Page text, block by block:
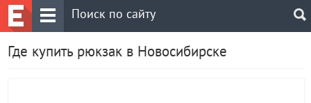
Где купить рюкзак в Новосибирске